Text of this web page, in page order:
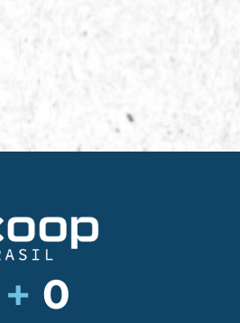
+ 0